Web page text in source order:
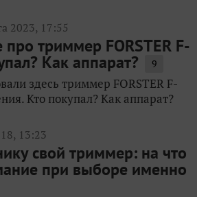
2023, 17:55
триммер FORSTER F-
Как аппарат? 9
здесь триммер FORSTER F-
Кто покупал? Как аппарат?
13:23
свой триммер: на что
при выборе именно